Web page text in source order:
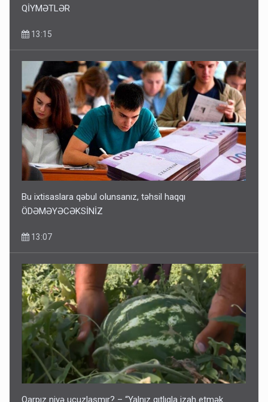
QİYMƏTLƏR
13:15
Bu ixtisaslara qəbul olunsanız, təhsil haqqı
ÖDƏMƏYƏCƏKSİNİZ
13:07
Qarpız niyə ucuzlaşmır? – “Yalnız qıtlıqla izah etmək